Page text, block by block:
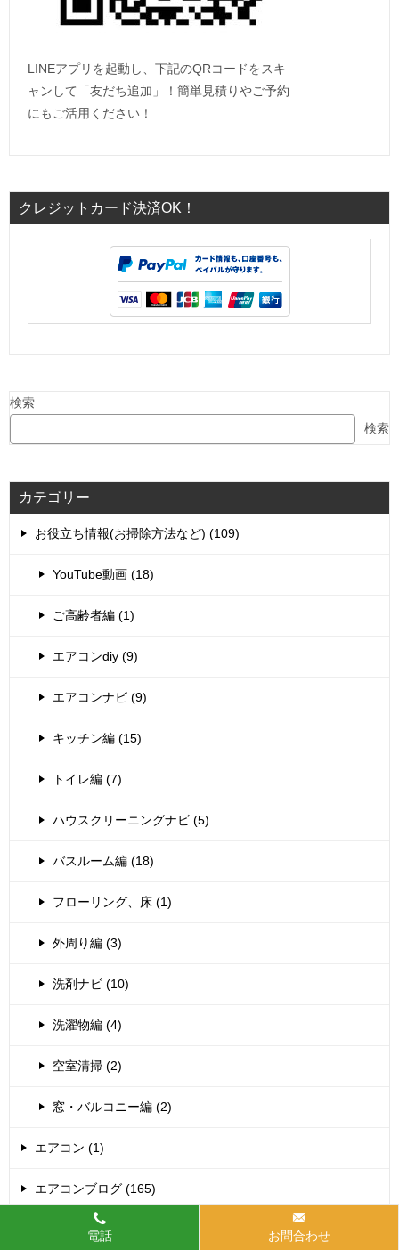
LINEアプリを起動し、下記のQRコードをスキ
ャンして「友だち追加」！簡単見積りやご予約
にもご活用ください！
クレジットカード決済OK！
検索
検索
カテゴリー
お役立ち情報(お掃除方法など) (109)
YouTube動画 (18)
ご高齢者編 (1)
エアコンdiy (9)
エアコンナビ (9)
キッチン編 (15)
トイレ編 (7)
ハウスクリーニングナビ (5)
バスルーム編 (18)
フローリング、床 (1)
外周り編 (3)
洗剤ナビ (10)
洗濯物編 (4)
空室清掃 (2)
窓・バルコニー編 (2)
エアコン (1)
エアコンブログ (165)
SANYO天井埋込みエアコンクリーニング (1)
電話 お問合わせ